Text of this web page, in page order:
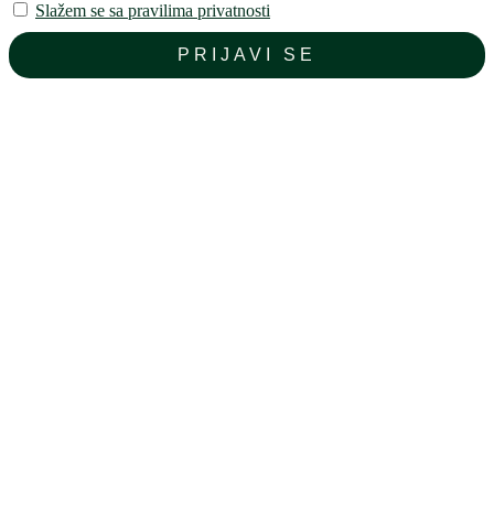
Slažem se sa pravilima privatnosti